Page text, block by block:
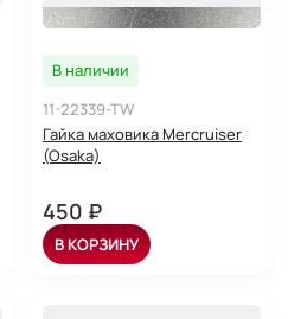
В наличии
11-22339-TW
Гайка маховика Mercruiser
(Osaka)
450 ₽
В КОРЗИНУ